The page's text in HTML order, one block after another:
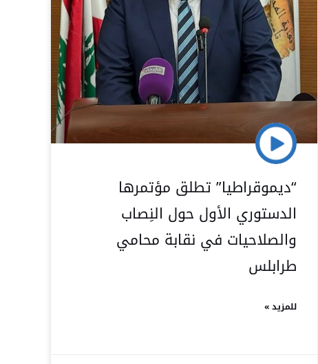
“ديموقراطيا” تطلق مؤتمرها
الدستوري الأول حول النِصاب
والصلاحيات في نقابة محامي
طرابلس
للمزيد »